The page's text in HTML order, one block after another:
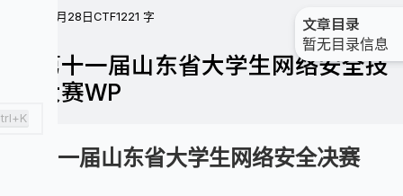
24年10月28日 CTF1221 字
🏁第十一届山东省大学生网络安全技
能大赛WP
第十一届山东省大学生网络安全决赛
文章目录
暂无目录信息